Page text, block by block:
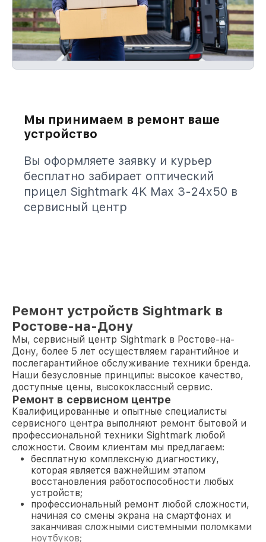
Мы принимаем в ремонт ваше
устройство
Вы оформляете заявку и курьер
бесплатно забирает оптический
прицел Sightmark 4K Max 3-24x50 в
сервисный центр
Ремонт устройств Sightmark в
Ростове-на-Дону
Мы, сервисный центр Sightmark в Ростове-на-
Дону, более 5 лет осуществляем гарантийное и
послегарантийное обслуживание техники бренда.
Наши безусловные принципы: высокое качество,
доступные цены, высококлассный сервис.
Ремонт в сервисном центре
Квалифицированные и опытные специалисты
сервисного центра выполняют ремонт бытовой и
профессиональной техники Sightmark любой
сложности. Своим клиентам мы предлагаем:
бесплатную комплексную диагностику,
которая является важнейшим этапом
восстановления работоспособности любых
устройств;
профессиональный ремонт любой сложности,
начиная со смены экрана на смартфонах и
заканчивая сложными системными поломками
ноутбуков;